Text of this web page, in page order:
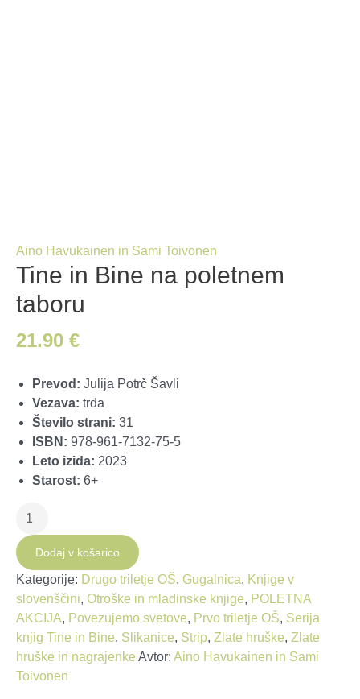
Aino Havukainen in Sami Toivonen
Tine in Bine na poletnem
taboru
21.90 €
Prevod: Julija Potrč Šavli
Vezava: trda
Število strani: 31
ISBN: 978-961-7132-75-5
Leto izida: 2023
Starost: 6+
Tine
Bine
na
poletnem
taboru
količina
Dodaj v košarico
Kategorije: Drugo triletje OŠ, Gugalnica, Knjige v
slovenščini, Otroške in mladinske knjige, POLETNA
AKCIJA, Povezujemo svetove, Prvo triletje OŠ, Serija
knjig Tine in Bine, Slikanice, Strip, Zlate hruške, Zlate
hruške in nagrajenke Avtor: Aino Havukainen in Sami
Toivonen